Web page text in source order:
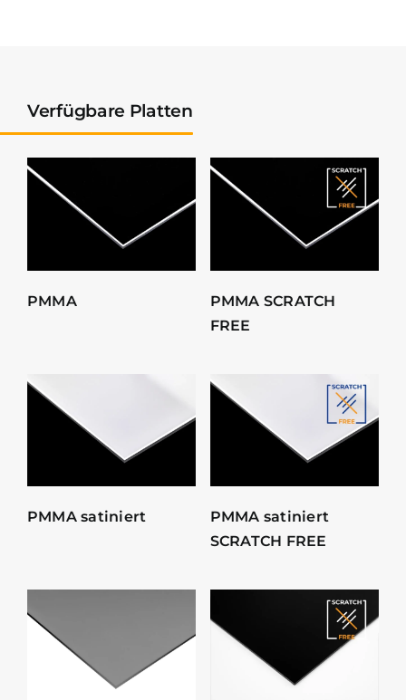
Verfügbare Platten
PMMA
PMMA SCRATCH
FREE
PMMA satiniert
PMMA satiniert
SCRATCH FREE